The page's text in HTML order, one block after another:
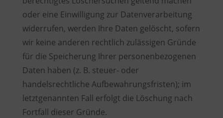
oder eine Einwilligung zur Datenverarbeitung
widerrufen, werden Ihre Daten gelöscht, sofern
wir keine anderen rechtlich zulässigen Gründe
für die Speicherung Ihrer personenbezogenen
Daten haben (z. B. steuer- oder
handelsrechtliche Aufbewahrungsfristen); im
letztgenannten Fall erfolgt die Löschung nach
Fortfall dieser Gründe.